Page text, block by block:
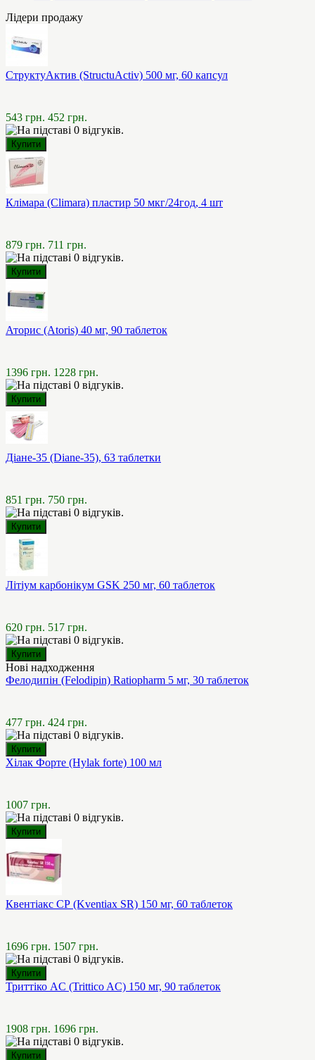
Лідери продажу
СтруктуАктив (StructuActiv) 500 мг, 60 капсул
543 грн. 452 грн.
Клімара (Climara) пластир 50 мкг/24год, 4 шт
879 грн. 711 грн.
Аторис (Atoris) 40 мг, 90 таблеток
1396 грн. 1228 грн.
Діане-35 (Diane-35), 63 таблетки
851 грн. 750 грн.
Літіум карбонікум GSK 250 мг, 60 таблеток
620 грн. 517 грн.
Нові надходження
Фелодипін (Felodipin) Ratiopharm 5 мг, 30 таблеток
477 грн. 424 грн.
Хілак Форте (Hylak forte) 100 мл
1007 грн.
Квентіакс СР (Kventiax SR) 150 мг, 60 таблеток
1696 грн. 1507 грн.
Триттіко AC (Trittico AC) 150 мг, 90 таблеток
1908 грн. 1696 грн.